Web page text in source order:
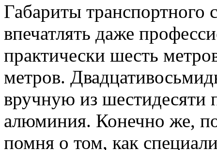
Габариты транспортного
впечатлять даже
практически шесть
метров.
вручную из шестидесяти
алюминия. Конечно же,
помня о том, как